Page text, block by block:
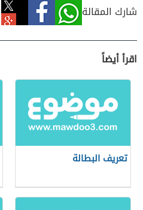
شارك المقالة
اقرأ أيضاً
تعريف البطالة